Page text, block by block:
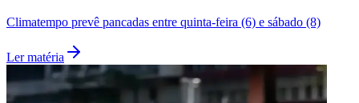
Climatempo prevê pancadas entre quinta-feira (6) e sábado (8)
Ler matéria